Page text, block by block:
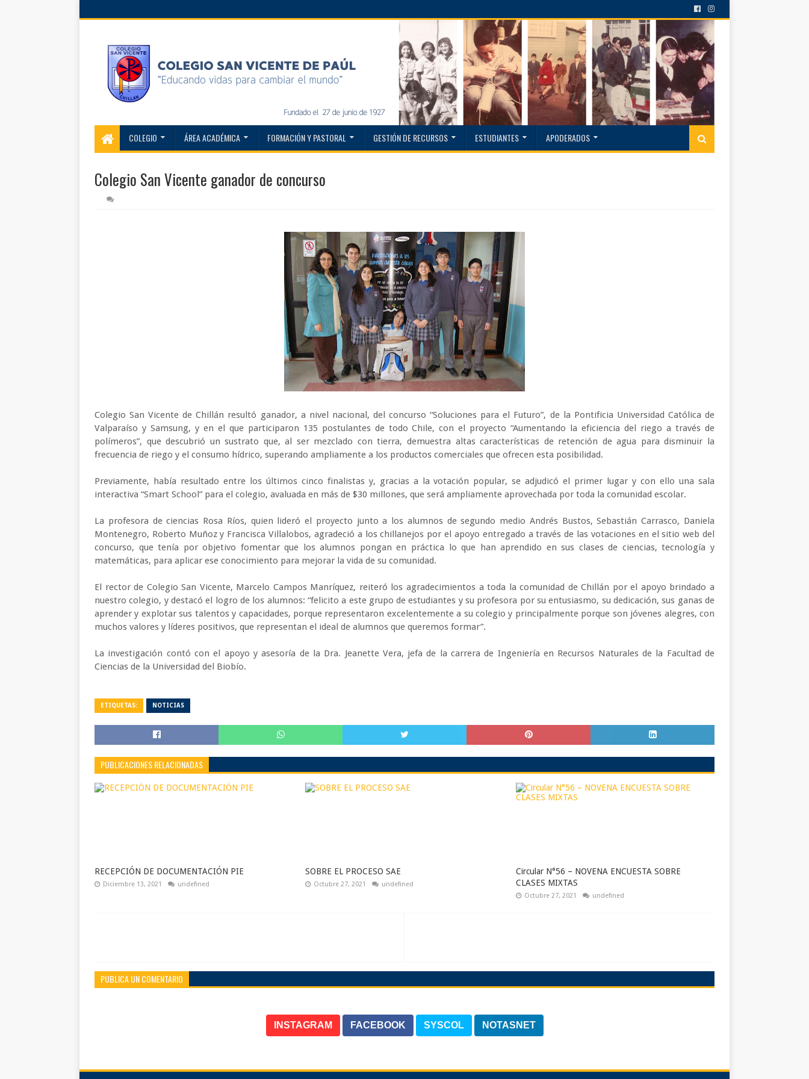
COLEGIO ÁREA ACADÉMICA FORMACIÓN Y PASTORAL GESTIÓN DE RECURSOS ESTUDIANTES APODERADOS
Colegio San Vicente ganador de concurso
Colegio San Vicente de Chillán resultó ganador, a nivel nacional, del concurso “Soluciones para el Futuro”, de la Pontificia Universidad Católica de
Valparaíso y Samsung, y en el que participaron 135 postulantes de todo Chile, con el proyecto “Aumentando la eficiencia del riego a través de
polímeros”, que descubrió un sustrato que, al ser mezclado con tierra, demuestra altas características de retención de agua para disminuir la
frecuencia de riego y el consumo hídrico, superando ampliamente a los productos comerciales que ofrecen esta posibilidad.
Previamente, había resultado entre los últimos cinco finalistas y, gracias a la votación popular, se adjudicó el primer lugar y con ello una sala
interactiva “Smart School” para el colegio, avaluada en más de $30 millones, que será ampliamente aprovechada por toda la comunidad escolar.
La profesora de ciencias Rosa Ríos, quien lideró el proyecto junto a los alumnos de segundo medio Andrés Bustos, Sebastián Carrasco, Daniela
Montenegro, Roberto Muñoz y Francisca Villalobos, agradeció a los chillanejos por el apoyo entregado a través de las votaciones en el sitio web del
concurso, que tenía por objetivo fomentar que los alumnos pongan en práctica lo que han aprendido en sus clases de ciencias, tecnología y
matemáticas, para aplicar ese conocimiento para mejorar la vida de su comunidad.
El rector de Colegio San Vicente, Marcelo Campos Manríquez, reiteró los agradecimientos a toda la comunidad de Chillán por el apoyo brindado a
nuestro colegio, y destacó el logro de los alumnos: “felicito a este grupo de estudiantes y su profesora por su entusiasmo, su dedicación, sus ganas de
aprender y explotar sus talentos y capacidades, porque representaron excelentemente a su colegio y principalmente porque son jóvenes alegres, con
muchos valores y líderes positivos, que representan el ideal de alumnos que queremos formar”.
La investigación contó con el apoyo y asesoría de la Dra. Jeanette Vera, jefa de la carrera de Ingeniería en Recursos Naturales de la Facultad de
Ciencias de la Universidad del Biobío.
ETIQUETAS: NOTICIAS
PUBLICACIONES RELACIONADAS
RECEPCIÓN DE DOCUMENTACIÓN PIE
Diciembre 13, 2021 undefined
SOBRE EL PROCESO SAE
Octubre 27, 2021 undefined
Circular N°56 – NOVENA ENCUESTA SOBRE
CLASES MIXTAS
Octubre 27, 2021 undefined
PUBLICA UN COMENTARIO
INSTAGRAM FACEBOOK SYSCOL NOTASNET